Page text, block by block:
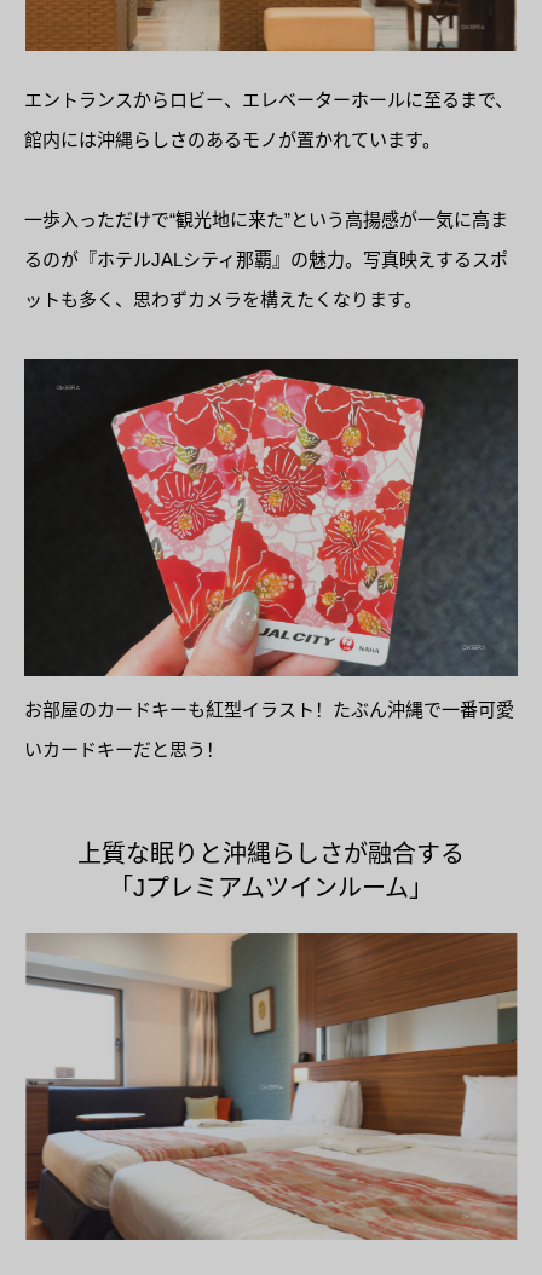
エントランスからロビー、エレベーターホールに至るまで、
館内には沖縄らしさのあるモノが置かれています。
一歩入っただけで“観光地に来た”という高揚感が一気に高ま
るのが『ホテルJALシティ那覇』の魅力。写真映えするスポ
ットも多く、思わずカメラを構えたくなります。
お部屋のカードキーも紅型イラスト！たぶん沖縄で一番可愛
いカードキーだと思う！
上質な眠りと沖縄らしさが融合する
「Jプレミアムツインルーム」